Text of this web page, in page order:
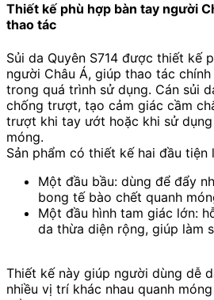
Thiết kế phù hợp bàn tay người
thao tác
Sủi da Quyên S714 được thiết kế
người Châu Á, giúp thao tác
trong quá trình sử dụng. Cán sủi
chống trượt, tạo cảm giác cầm
trượt khi tay ướt hoặc khi sử
móng.
Sản phẩm có thiết kế hai đầu tiện
Một đầu bầu: dùng để đẩy
bong tế bào chết quanh
Một đầu hình tam giác lớn:
da thừa diện rộng, giúp làm
Thiết kế này giúp người dùng dễ
nhiều vị trí khác nhau quanh